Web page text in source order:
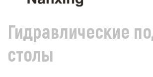
Гидравлические
столы